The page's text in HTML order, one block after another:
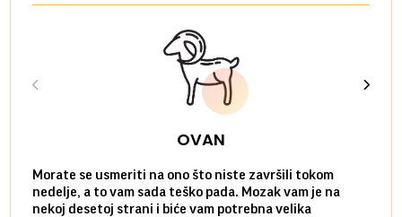
OVAN
Morate se usmeriti na ono što niste završili tokom
nedelje, a to vam sada teško pada. Mozak vam je na
nekoj desetoj strani i biće vam potrebna velika